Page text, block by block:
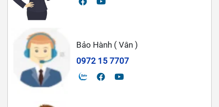
Bảo Hành ( Vân )
0972 15 7707